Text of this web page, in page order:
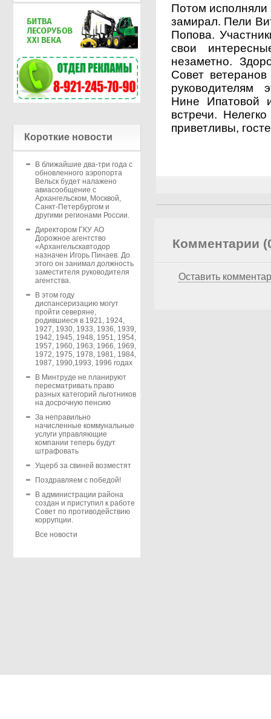
Короткие новости
В ближайшие два-три года с
обновленного аэропорта
Вельск будет налажено
авиасообщение с
Архангельском, Москвой,
Санкт-Петербургом и
другими регионами России.
Директором ГКУ АО
Дорожное агентство
«Архангельскавтодор
назначен Игорь Пинаев. До
этого он занимал должность
заместителя руководителя
агентства.
В этом году
диспансеризацию могут
пройти северяне,
родившиеся в 1921, 1924,
1927, 1930, 1933, 1936, 1939,
1942, 1945, 1948, 1951, 1954,
1957, 1960, 1963, 1966, 1969,
1972, 1975, 1978, 1981, 1984,
1987, 1990,1993, 1996 годах
В Минтруде не планируют
пересматривать право
разных категорий льготников
на досрочную пенсию
За неправильно
начисленные коммунальные
услуги управляющие
компании теперь будут
штрафовать
Ущерб за свиней возместят
Поздравляем с победой!
В администрации района
создан и приступил к работе
Совет по противодействию
коррупции.
Все новости
Потом исполняли
замирал. Пели
Попова.
свои
незаметно.
Совет
руководителям
Нине Ипатовой
встречи.
приветливы,
Комментарии
Оставить